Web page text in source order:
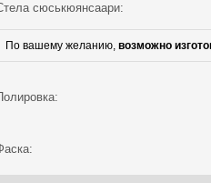
сюськюянсаари:
По вашему желанию, возможно